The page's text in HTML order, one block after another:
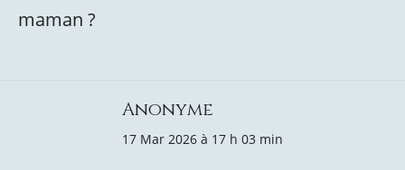
maman ?
Anonyme
17 Mar 2026 à 17 h 03 min